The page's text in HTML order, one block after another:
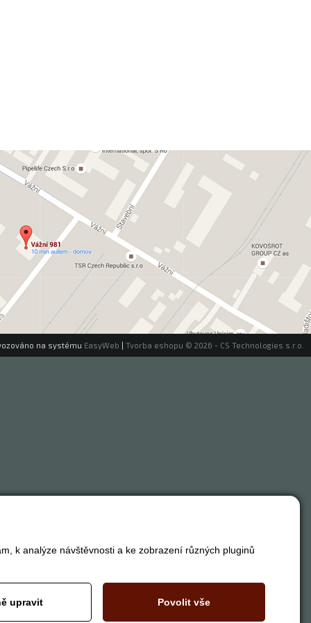
k analýze návštěvnosti a ke zobrazení různých pluginů
upravit Povolit vše
na systému EasyWeb | Tvorba eshopu © 2026 - CS Technologies s.r.o.